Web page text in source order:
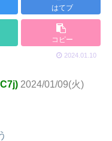
はてブ
コピー
2024.01.10
2024/01/09(火)